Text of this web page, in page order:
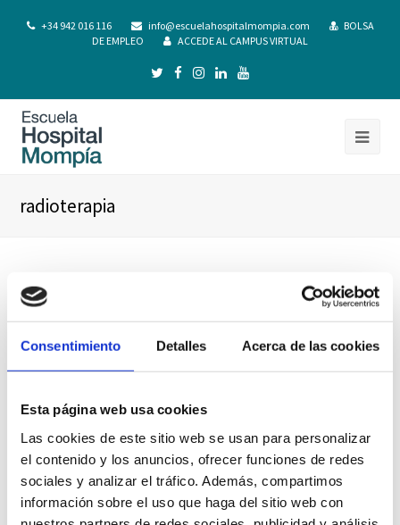
Consentimiento Detalles Acerca de las cookies
Esta página web usa cookies
Las cookies de este sitio web se usan para personalizar
el contenido y los anuncios, ofrecer funciones de redes
sociales y analizar el tráfico. Además, compartimos
información sobre el uso que haga del sitio web con
+34 942 016 116 info@escuelahospitalmompia.com
BOLSA
DE EMPLEO
ACCEDE AL CAMPUS VIRTUAL
radioterapia
Alumnos de Radioterapia de la Escuela